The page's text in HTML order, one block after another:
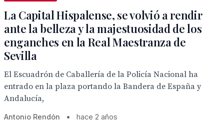
La Capital Hispalense, se volvió a rendir
ante la belleza y la majestuosidad de los
enganches en la Real Maestranza de
Sevilla
El Escuadrón de Caballería de la Policía Nacional ha
entrado en la plaza portando la Bandera de España y
Andalucía,
Antonio Rendón • hace 2 años